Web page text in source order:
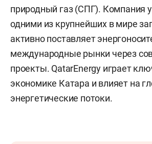
природный газ (СПГ). Компания
одними из крупнейших в мире
активно поставляет
международные рынки через
проекты. QatarEnergy играет
экономике Катара и влияет на
энергетические потоки.